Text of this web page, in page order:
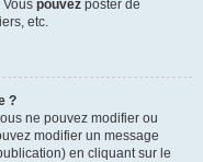
pouvez poster de
etc.
?
ne pouvez modifier ou
modifier un message
en cliquant sur le